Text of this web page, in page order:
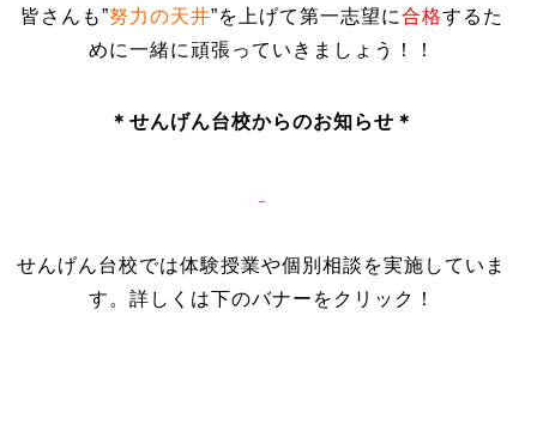
皆さんも”努力の天井”を上げて第一志望に合格するた
めに一緒に頑張っていきましょう！！
＊ せんげん台校からのお知らせ＊
せんげん台校では体験授業や個別相談を実施していま
す。詳しくは下のバナーをクリック！